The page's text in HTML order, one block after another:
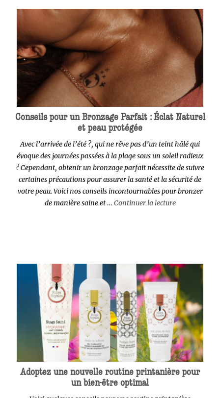
Conseils pour un Bronzage Parfait : Éclat Naturel
et peau protégée
Avec l’arrivée de l’été ?, qui ne rêve pas d’un teint hâlé qui
évoque des journées passées à la plage sous un soleil radieux
? Cependant, obtenir un bronzage parfait nécessite de suivre
certaines précautions pour assurer la santé et la sécurité de
votre peau. Voici nos conseils incontournables pour bronzer
de manière saine et … Continuer la lecturede « Conseils
Adoptez une nouvelle routine printanière pour
un bien-être optimal